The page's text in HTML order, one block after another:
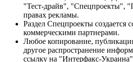
"Тест-драйв", "Спецпроекты",
правах рекламы.
Раздел Спецпроекты создается
коммерческими партнерами.
Любое копирование,
другое распространение
ссылку на "Интерфакс-